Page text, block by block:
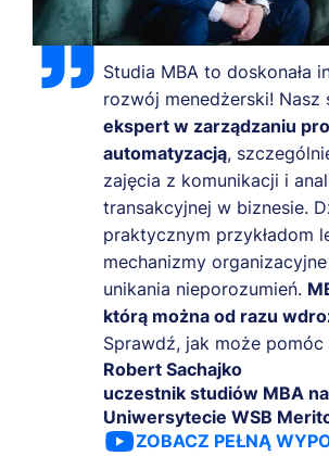
Studia MBA to doskonała
rozwój menedżerski! Nasz
ekspert w zarządzaniu
automatyzacją,
zajęcia z komunikacji i
transakcyjnej w biznesie.
praktycznym przykładom
mechanizmy
unikania nieporozumień.
którą można od razu
Sprawdź, jak może
Robert Sachajko
uczestnik studiów MBA na
Uniwersytecie WSB
ZOBACZ PEŁNĄ